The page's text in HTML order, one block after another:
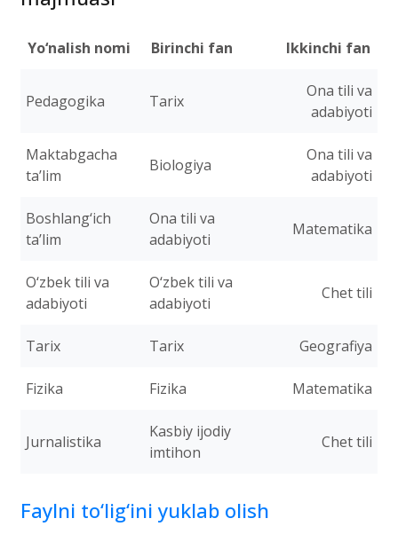
majmuasi
Yo‘nalish nomi Birinchi fan Ikkinchi fan
Pedagogika Tarix
Ona tili va
adabiyoti
Maktabgacha
ta’lim
Biologiya
adabiyoti
Boshlang‘ich
ta’lim
Ona tili va
adabiyoti
Matematika
O‘zbek tili va
O‘zbek tili va
Chet tili
Fizika Fizika Matematika
Jurnalistika
imtihon